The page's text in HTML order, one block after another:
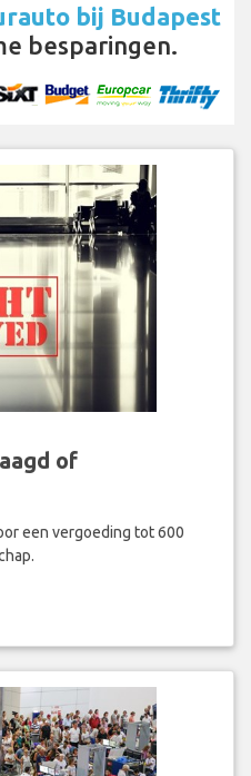
bij Budapest
besparingen.
of
een vergoeding tot 600